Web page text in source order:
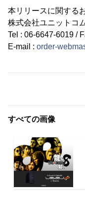
本リリースに関する
株式会社ユニットコ
Tel : 06-6647-6019 /
E-mail : order-
すべての画像